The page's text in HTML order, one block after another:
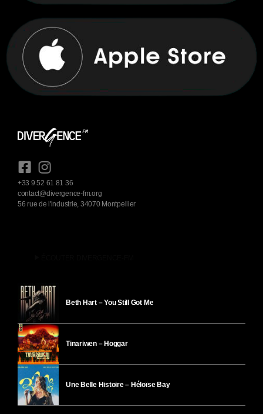
+33 9 52 61 81 36
contact@divergence-fm.org
56 rue de l'industrie, 34070 Montpellier
Beth Hart – You Still Got Me
Tinariwen – Hoggar
Une Belle Histoire – Héloïse Bay